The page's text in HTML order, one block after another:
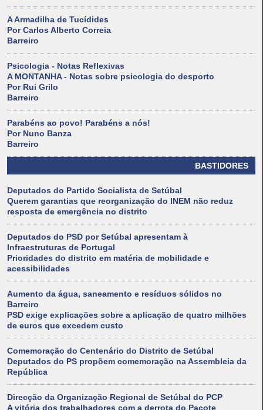
A Armadilha de Tucídides
Por Carlos Alberto Correia
Barreiro
Psicologia - Notas Reflexivas
A MONTANHA - Notas sobre psicologia do desporto
Por Rui Grilo
Barreiro
Parabéns ao povo! Parabéns a nós!
Por Nuno Banza
Barreiro
BASTIDORES
Deputados do Partido Socialista de Setúbal
Querem garantias que reorganização do INEM não reduz
resposta de emergência no distrito
Deputados do PSD por Setúbal apresentam à
Infraestruturas de Portugal
Prioridades do distrito em matéria de mobilidade e
acessibilidades
Aumento da água, saneamento e resíduos sólidos no
Barreiro
PSD exige explicações sobre a aplicação de quatro milhões
de euros que excedem custo
Comemoração do Centenário do Distrito de Setúbal
Deputados do PS propõem comemoração na Assembleia da
República
Direcção da Organização Regional de Setúbal do PCP
A vitória dos trabalhadores com a derrota do Pacote